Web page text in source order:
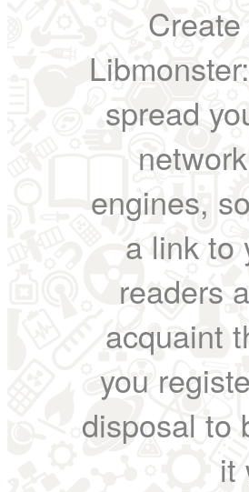
spread
engines,
a link to
readers
acquaint
you
disposal to
it